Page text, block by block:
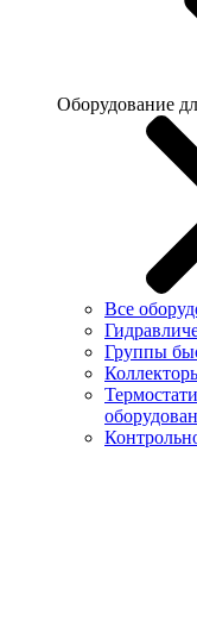
Оборудование
Все
Группы